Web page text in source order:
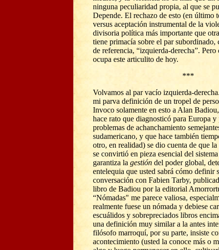
ninguna peculiaridad propia, al que se
Depende. El rechazo de esto (en último
versus aceptación instrumental de la
divisoria política más importante que
tiene primacía sobre el par subordinado,
de referencia, “izquierda-derecha”. Pero
ocupa este articulito de hoy.
***
Volvamos al par vacío izquierda-
mi parva definición de un tropel de
Invoco solamente en esto a Alan
hace rato que diagnosticó para Europa y
problemas de achanchamiento
sudamericano, y que hace también
otro, en realidad) se dio cuenta de que
se convirtió en pieza esencial del
garantiza la gestión del poder global,
entelequia que usted sabrá cómo definir
conversación con Fabien Tarby,
libro de Badiou por la editorial
“Nómadas" me parece valiosa,
realmente fuese un nómada y debiese
escuálidos y sobrepreciados libros
una definición muy similar a la antes
filósofo marroquí, por su parte, insiste
acontecimiento (usted la conoce más o